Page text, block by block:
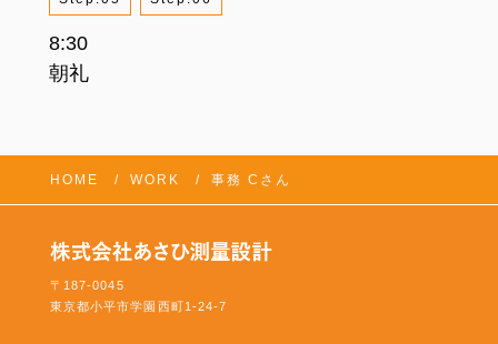
8:30
朝礼
9:00～12:00
書類作成・役所訪問
12:00
お昼休憩
13:00
業務再開
14:00～17:30
書類作成・役所調査
17:30
退社
HOME WORK 事務 Cさん
〒187-0045
東京都小平市学園西町1-24-7